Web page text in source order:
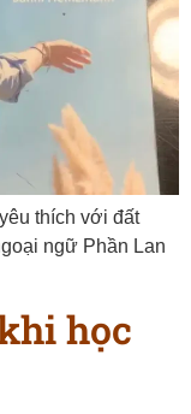
thích với đất
ngữ Phần Lan
học